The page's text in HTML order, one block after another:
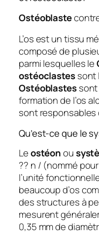
Ostéoblaste
L’os est un tissu
composé de
parmi lesquelles le
ostéoclastessont
Ostéoblastessont
formation de l’os
sont responsables
Qu’est-ce que le
Leostéonou
?? n / (nommé
l’unité
beaucoup d’os
des structures à
mesurent
0,35 mm de